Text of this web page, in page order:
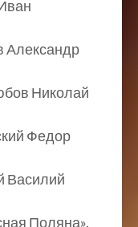
Александр
Николай
Федор
Василий
Поляна».